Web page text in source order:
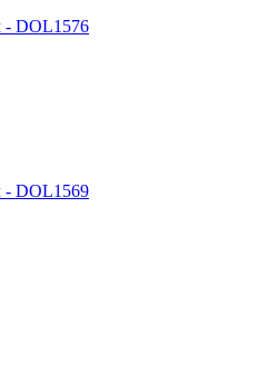
- DOL1576
- DOL1569